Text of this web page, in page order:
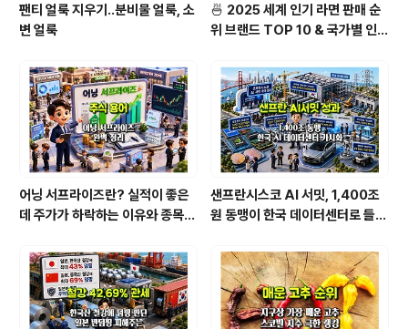
팬티 얼룩 지우기..분비물 얼룩, 소
변 얼룩
🍜 2025 세계 인기 라면 판매 순
위 브랜드 TOP 10 & 국가별 인기
어닝 서프라이즈란? 실적이 좋은
데 주가가 하락하는 이유와 종목
샌프란시스코 AI 서밋, 1,400조
원 동맹이 한국 데이터센터로 들어